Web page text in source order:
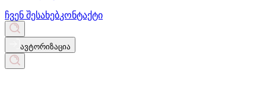
ჩვენ შესახებკონტაქტი
ავტორიზაცია